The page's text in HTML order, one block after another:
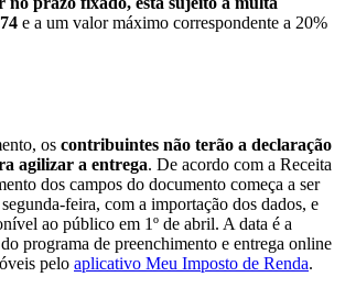
e a um valor máximo correspondente a 20%
os contribuintes não terão a declaração
agilizar a entrega. De acordo com a Receita
dos campos do documento começa a ser
feira, com a importação dos dados, e
ao público em 1º de abril. A data é a
programa de preenchimento e entrega online
pelo aplicativo Meu Imposto de Renda.